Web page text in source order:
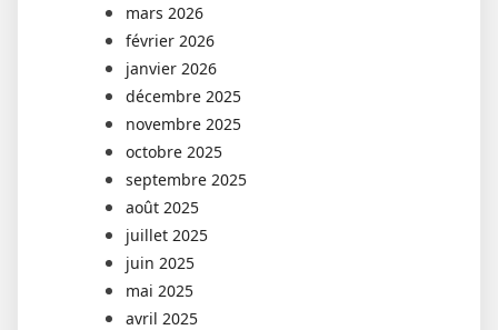
mars 2026
février 2026
janvier 2026
décembre 2025
novembre 2025
octobre 2025
septembre 2025
août 2025
juillet 2025
juin 2025
mai 2025
avril 2025